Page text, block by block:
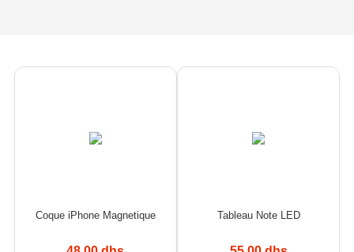
Coque iPhone Magnetique Tableau Note LED